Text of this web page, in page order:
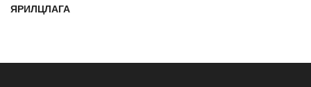
ЯРИЛЦЛАГА